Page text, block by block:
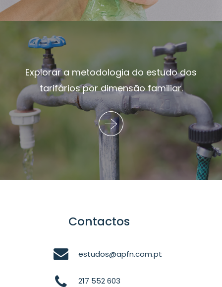
Explorar a metodologia do estudo dos
tarifários por dimensão familiar.
Contactos
estudos@apfn.com.pt
217 552 603